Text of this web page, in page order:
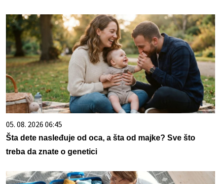
05. 08. 2026 06:45
Šta dete nasleđuje od oca, a šta od majke? Sve što
treba da znate o genetici